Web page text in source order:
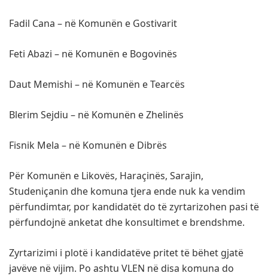
Fadil Cana – në Komunën e Gostivarit
Feti Abazi – në Komunën e Bogovinës
Daut Memishi – në Komunën e Tearcës
Blerim Sejdiu – në Komunën e Zhelinës
Fisnik Mela – në Komunën e Dibrës
Për Komunën e Likovës, Haraçinës, Sarajin,
Studeniçanin dhe komuna tjera ende nuk ka vendim
përfundimtar, por kandidatët do të zyrtarizohen pasi të
përfundojnë anketat dhe konsultimet e brendshme.
Zyrtarizimi i plotë i kandidatëve pritet të bëhet gjatë
javëve në vijim. Po ashtu VLEN në disa komuna do